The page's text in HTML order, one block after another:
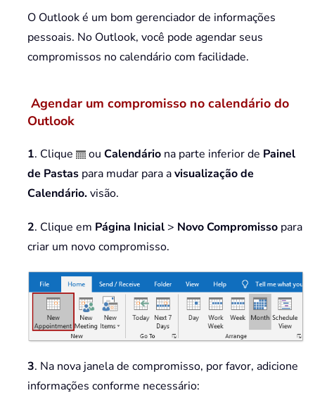
O Outlook é um bom gerenciador de informações
pessoais. No Outlook, você pode agendar seus
compromissos no calendário com facilidade.
Agendar um compromisso no calendário do
Outlook
1. Clique ou Calendário na parte inferior de Painel
de Pastas para mudar para avisualização de
Calendário.visão.
2. Clique em Página Inicial > Novo Compromisso para
criar um novo compromisso.
3. Na nova janela de compromisso, por favor, adicione
informações conforme necessário: